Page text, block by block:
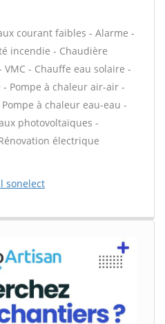
courant faibles - Alarme -
incendie - Chaudière
- Chauffe eau solaire -
Pompe à chaleur air-air -
à chaleur eau-eau -
photovoltaïques -
électrique
sonelect